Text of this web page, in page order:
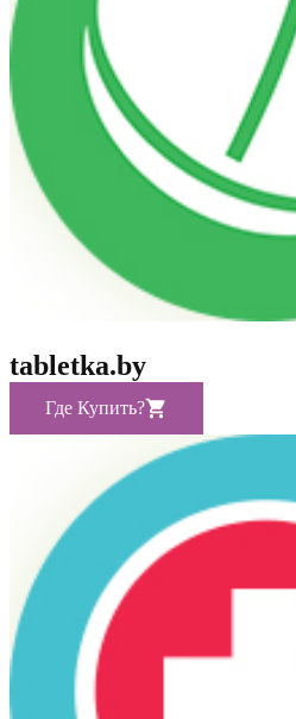
tabletka.by
Где Купить?